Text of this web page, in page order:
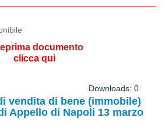
documento
clicca qui
Downloads: 0
vendita di bene (immobile)
Appello di Napoli 13 marzo